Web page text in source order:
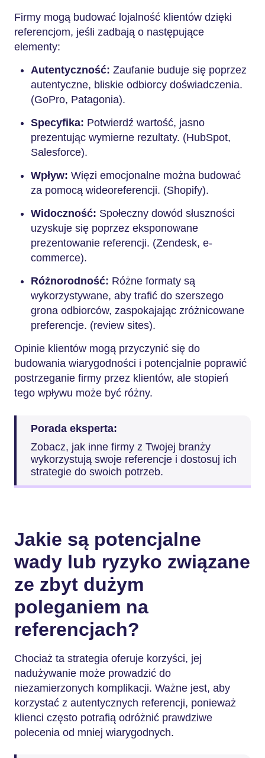
Firmy mogą budować lojalność klientów dzięki
referencjom, jeśli zadbają o następujące
elementy:
Autentyczność: Zaufanie buduje się poprzez
autentyczne, bliskie odbiorcy doświadczenia.
(GoPro, Patagonia).
Specyfika: Potwierdź wartość, jasno
prezentując wymierne rezultaty. (HubSpot,
Salesforce).
Wpływ: Więzi emocjonalne można budować
za pomocą wideoreferencji. (Shopify).
Widoczność: Społeczny dowód słuszności
uzyskuje się poprzez eksponowane
prezentowanie referencji. (Zendesk, e-
commerce).
Różnorodność: Różne formaty są
wykorzystywane, aby trafić do szerszego
grona odbiorców, zaspokajając zróżnicowane
preferencje. (review sites).
Opinie klientów mogą przyczynić się do
budowania wiarygodności i potencjalnie poprawić
postrzeganie firmy przez klientów, ale stopień
tego wpływu może być różny.
Porada eksperta:
Zobacz, jak inne firmy z Twojej branży
wykorzystują swoje referencje i dostosuj ich
strategie do swoich potrzeb.
Jakie są potencjalne
wady lub ryzyko związane
ze zbyt dużym
poleganiem na
referencjach?
Chociaż ta strategia oferuje korzyści, jej
nadużywanie może prowadzić do
niezamierzonych komplikacji. Ważne jest, aby
korzystać z autentycznych referencji, ponieważ
klienci często potrafią odróżnić prawdziwe
polecenia od mniej wiarygodnych.